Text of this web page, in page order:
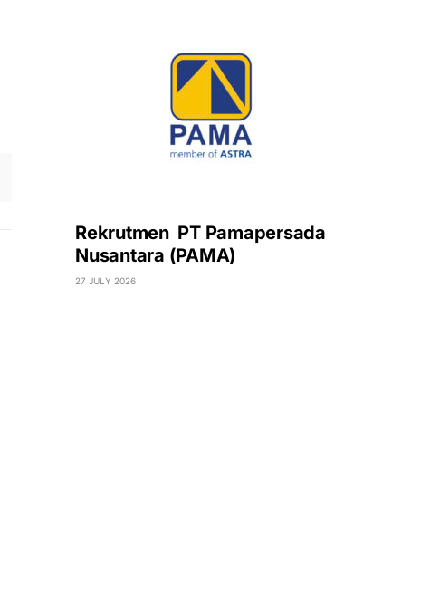
Rekrutmen PT Pamapersada
Nusantara (PAMA)
27 JULY 2026